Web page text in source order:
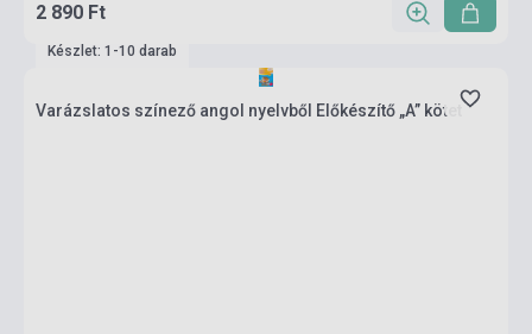
2 890 Ft
Készlet: 1-10 darab
Varázslatos színező angol nyelvből Előkészítő „A” kötet